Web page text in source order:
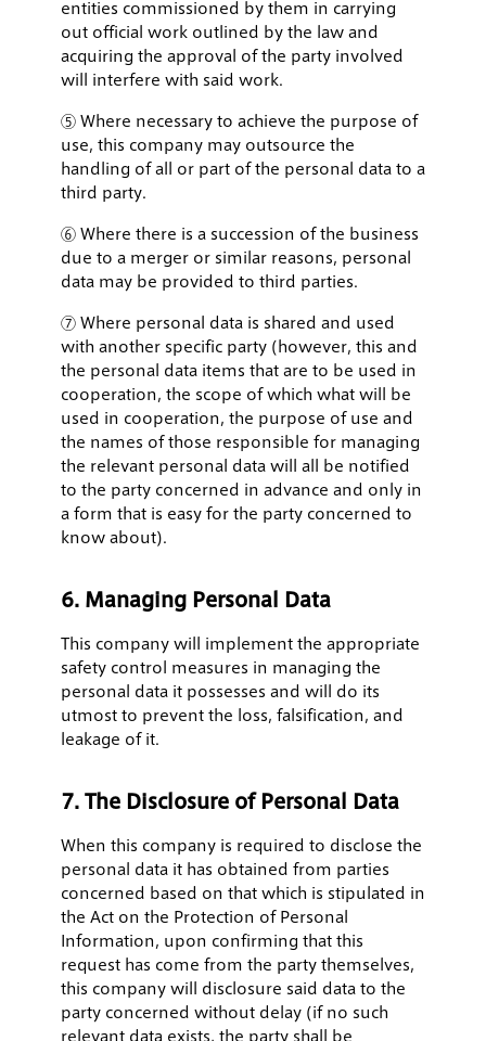
entities commissioned by them in carrying
out official work outlined by the law and
acquiring the approval of the party involved
will interfere with said work.
⑤ Where necessary to achieve the purpose of
use, this company may outsource the
handling of all or part of the personal data to a
third party.
⑥ Where there is a succession of the business
due to a merger or similar reasons, personal
data may be provided to third parties.
⑦ Where personal data is shared and used
with another specific party (however, this and
the personal data items that are to be used in
cooperation, the scope of which what will be
used in cooperation, the purpose of use and
the names of those responsible for managing
the relevant personal data will all be notified
to the party concerned in advance and only in
a form that is easy for the party concerned to
know about).
6. Managing Personal Data
This company will implement the appropriate
safety control measures in managing the
personal data it possesses and will do its
utmost to prevent the loss, falsification, and
leakage of it.
7. The Disclosure of Personal Data
When this company is required to disclose the
personal data it has obtained from parties
concerned based on that which is stipulated in
the Act on the Protection of Personal
Information, upon confirming that this
request has come from the party themselves,
this company will disclosure said data to the
party concerned without delay (if no such
relevant data exists, the party shall be